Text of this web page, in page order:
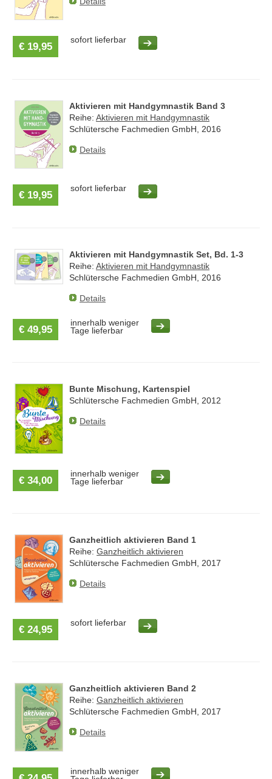
€ 19,95
sofort lieferbar
Aktivieren mit Handgymnastik Band 3
Reihe: Aktivieren mit Handgymnastik
Schlütersche Fachmedien GmbH, 2016
Details
€ 19,95
sofort lieferbar
Aktivieren mit Handgymnastik Set, Bd. 1-3
Reihe: Aktivieren mit Handgymnastik
Schlütersche Fachmedien GmbH, 2016
Details
€ 49,95
innerhalb weniger
Tage lieferbar
Bunte Mischung, Kartenspiel
Schlütersche Fachmedien GmbH, 2012
Details
€ 34,00
innerhalb weniger
Tage lieferbar
Ganzheitlich aktivieren Band 1
Reihe: Ganzheitlich aktivieren
Schlütersche Fachmedien GmbH, 2017
Details
€ 24,95
sofort lieferbar
Ganzheitlich aktivieren Band 2
Reihe: Ganzheitlich aktivieren
Schlütersche Fachmedien GmbH, 2017
Details
innerhalb weniger